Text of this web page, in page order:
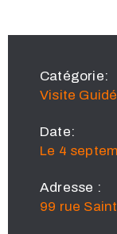
Catégorie:
Visite
Date:
Le 4
Adresse :
99 rue